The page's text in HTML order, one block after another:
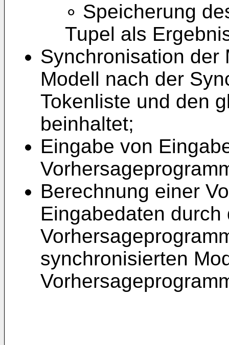
∘ Speicherung
Tupel als
Synchronisation der
Modell nach der
Tokenliste und den
beinhaltet;
Eingabe von
Berechnung einer
Eingabedaten durch
synchronisierten